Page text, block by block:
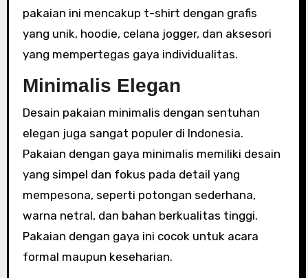
pakaian ini mencakup t-shirt dengan grafis
yang unik, hoodie, celana jogger, dan aksesori
yang mempertegas gaya individualitas.
Minimalis Elegan
Desain pakaian minimalis dengan sentuhan
elegan juga sangat populer di Indonesia.
Pakaian dengan gaya minimalis memiliki desain
yang simpel dan fokus pada detail yang
mempesona, seperti potongan sederhana,
warna netral, dan bahan berkualitas tinggi.
Pakaian dengan gaya ini cocok untuk acara
formal maupun keseharian.